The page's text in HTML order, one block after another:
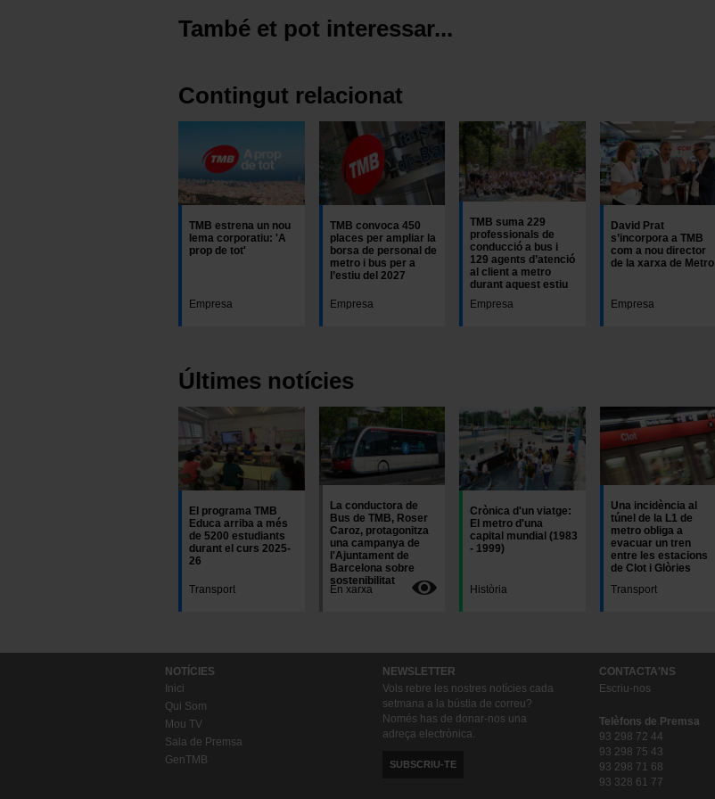
També et pot interessar...
Contingut relacionat
TMB estrena un nou
lema corporatiu: 'A
prop de tot'
Empresa
TMB convoca 450
places per ampliar la
borsa de personal de
metro i bus per a
l’estiu del 2027
Empresa
TMB suma 229
professionals de
conducció a bus i
129 agents d’atenció
al client a metro
durant aquest estiu
Empresa
David Prat
s’incorpora a TMB
com a nou director
de la xarxa de Metro
Empresa
Últimes notícies
El programa TMB
Educa arriba a més
de 5200 estudiants
durant el curs 2025-
26
Transport
Imatge
La conductora de
Bus de TMB, Roser
Caroz, protagonitza
una campanya de
l'Ajuntament de
Barcelona sobre
sostenibilitat
En xarxa
Imatge
Crònica d'un viatge:
El metro d'una
capital mundial (1983
- 1999)
Història
Una incidència al
túnel de la L1 de
metro obliga a
evacuar un tren
entre les estacions
de Clot i Glòries
Transport
NOTÍCIES
Inici
Qui Som
Mou TV
Sala de Premsa
GenTMB
NEWSLETTER
Vols rebre les nostres notícies cada
setmana a la bústia de correu?
Només has de donar-nos una
adreça electrònica.
SUBSCRIU-TE
CONTACTA'NS
Escriu-nos
Telèfons de Premsa
93 298 72 44
93 298 75 43
93 298 71 68
93 328 61 77